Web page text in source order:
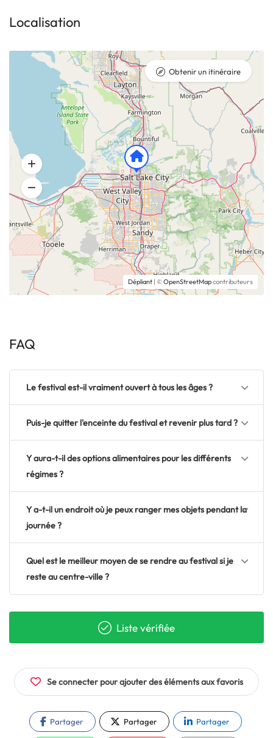
Localisation
Dépliant | ©OpenStreetMapcontributeurs
Obtenir un itinéraire
FAQ
Le festival est-il vraiment ouvert à tous les âges ?
Puis-je quitter l'enceinte du festival et revenir plus tard ?
Y aura-t-il des options alimentaires pour les différents
régimes ?
Y a-t-il un endroit où je peux ranger mes objets pendant la
journée ?
Quel est le meilleur moyen de se rendre au festival si je
reste au centre-ville ?
Liste vérifiée
Se connecter pour ajouter des éléments aux favoris
Partager Partager Partager